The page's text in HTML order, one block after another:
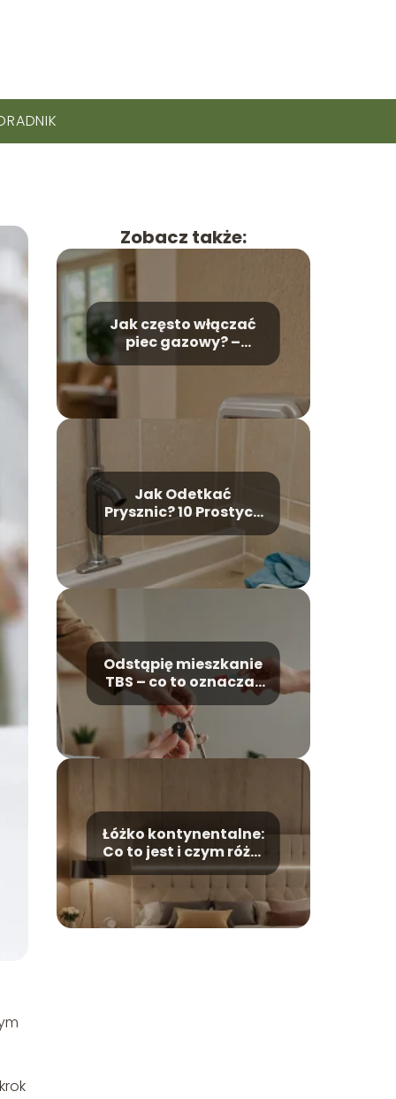
Zobacz także:
Jak często włączać
piec gazowy? –
Odpowiadamy na
Jak Odetkać
Prysznic? 10 Prostych
i Skutecznych Porad
Krok Po Kroku
Odstąpię mieszkanie
TBS – co to oznacza i
na co zwrócić
uwagę?
Łóżko kontynentalne:
Co to jest i czym różni
się od tradycyjnego?